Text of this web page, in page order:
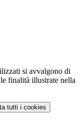
si avvalgono di
finalità illustrate nella
tutti i cookies